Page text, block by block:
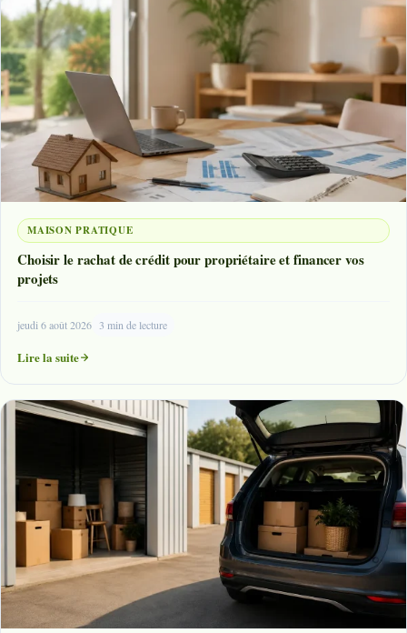
MAISON PRATIQUE
Choisir le rachat de crédit pour propriétaire et financer vos
projets
jeudi 6 août 2026 3 min de lecture
Lire la suite